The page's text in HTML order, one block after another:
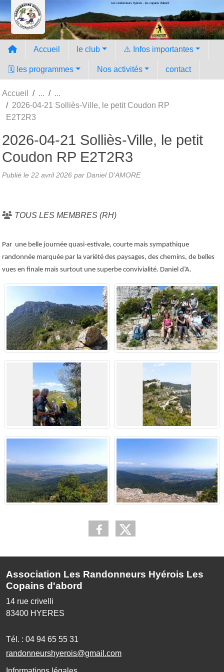
Les randonneurs hyèrois - les copains d'abord
Accueil le club ⚠️ Infos importantes
🗓️ les programmes Nos activités contact
Accueil
2026-04-21 Solliès-Ville, le petit Coudon RP
E2T2R3
2026-04-21 Solliès-Ville, le petit
Coudon RP E2T2R3
Publié le 22 avril 2026 par Daniel D'AMORE
TOUS LES MEMBRES (RH)
Par une belle journée quasi-estivale, courte mais sympathique
randonnée marquée par la variété des paysages, des chemins, de belles
vues en finale mais surtout une superbe convivialité. Daniel d’A.
Association Les Randonneurs Hyérois Les
Copains d'abord
14 rue crivelli
83400 HYERES
Tél. : 04 94 65 55 31
randonneurshyerois@gmail.com
Panneau de gestion des cookies